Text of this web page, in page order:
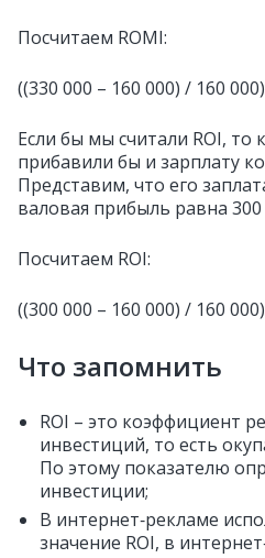
Посчитаем ROMI:
((330 000 – 160 000) / 160
Если бы мы считали ROI, то
прибавили бы и зарплату
Представим, что его
валовая прибыль равна 300
Посчитаем ROI:
((300 000 – 160 000) / 160
Что запомнить
ROI – это коэффициент
инвестиций, то есть
По этому показателю
инвестиции;
В интернет‑рекламе
значение ROI, в